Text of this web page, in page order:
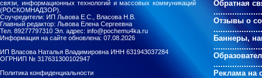
Обратная
Отзывы о
Баннеры,
Реклама на
связи, информационных технологий и массовых коммуникаций
(РОСКОМНАДЗОР).
Соучредители: ИП Львова Е.С., Власова Н.В.
Главный редактор: Львова Елена Сергеевна
Тел. 89277797310 Эл. адрес: info@pochemu4ka.ru
Информация на сайте обновлена: 07.08.2026
ИП Власова Наталья Владимировна ИНН 631943037284
ОГРНИП № 317631300102947
Политика конфиденциальности